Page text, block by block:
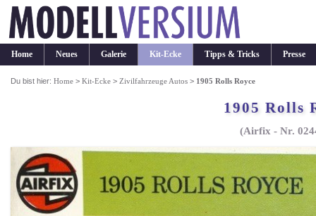
Home Neues Galerie Kit-Ecke Tipps & Tricks Presse
Du bist hier:Home >Kit-Ecke > Zivilfahrzeuge Autos > 1905 Rolls Royce
1905 Rolls
(Airfix - Nr.